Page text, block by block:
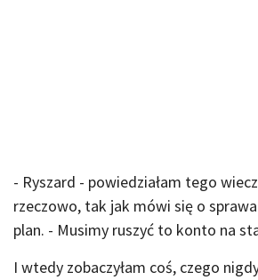
- Ryszard - powiedziałam tego
rzeczowo, tak jak mówi się o
plan. - Musimy ruszyć to konto na
I wtedy zobaczyłam coś, czego